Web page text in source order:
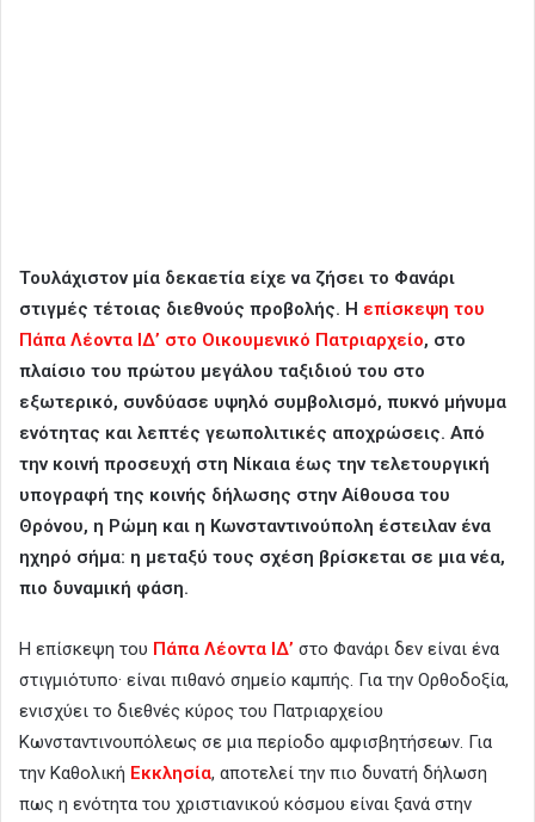
Τουλάχιστον μία δεκαετία είχε να ζήσει το Φανάρι
στιγμές τέτοιας διεθνούς προβολής. Η επίσκεψη του
Πάπα Λέοντα ΙΔ’ στο Οικουμενικό Πατριαρχείο, στο
πλαίσιο του πρώτου μεγάλου ταξιδιού του στο
εξωτερικό, συνδύασε υψηλό συμβολισμό, πυκνό μήνυμα
ενότητας και λεπτές γεωπολιτικές αποχρώσεις. Από
την κοινή προσευχή στη Νίκαια έως την τελετουργική
υπογραφή της κοινής δήλωσης στην Αίθουσα του
Θρόνου, η Ρώμη και η Κωνσταντινούπολη έστειλαν ένα
ηχηρό σήμα: η μεταξύ τους σχέση βρίσκεται σε μια νέα,
πιο δυναμική φάση.
Η επίσκεψη του Πάπα Λέοντα ΙΔ’ στο Φανάρι δεν είναι ένα
στιγμιότυπο· είναι πιθανό σημείο καμπής. Για την Ορθοδοξία,
ενισχύει το διεθνές κύρος του Πατριαρχείου
Κωνσταντινουπόλεως σε μια περίοδο αμφισβητήσεων. Για
την Καθολική Εκκλησία, αποτελεί την πιο δυνατή δήλωση
πως η ενότητα του χριστιανικού κόσμου είναι ξανά στην